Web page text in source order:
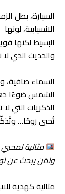
السيارة، بطل
الانسيابية،
البسيط لكنها
والحديث الذي
السماء صافية،
الشمس ضوءًا
الذكريات التي
تُحيي روحًا…
مثالية
ولمَن يبحث عن
مثالية كهدية